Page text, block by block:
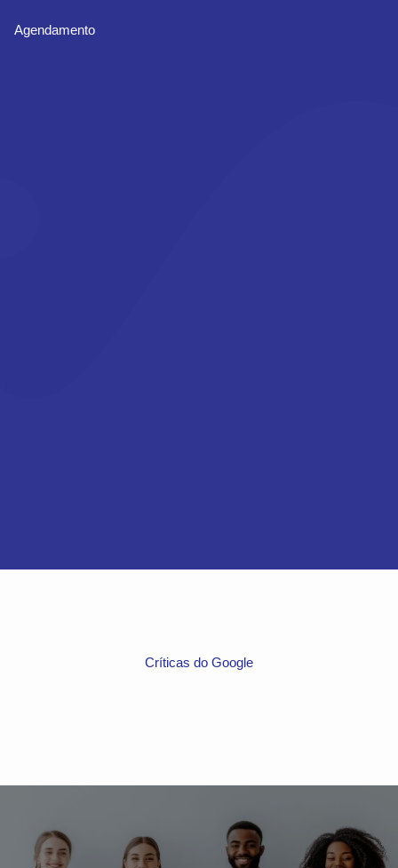
Agendamento
Críticas do Google